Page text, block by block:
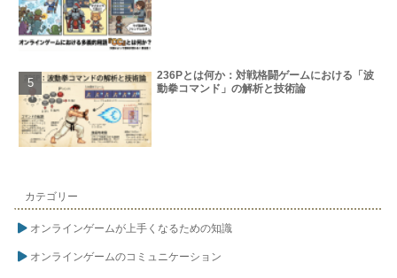
236Pとは何か：対戦格闘ゲームにおける「波
動拳コマンド」の解析と技術論
カテゴリー
オンラインゲームが上手くなるための知識
オンラインゲームのコミュニケーション